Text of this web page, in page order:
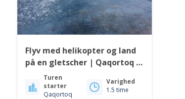
Flyv med helikopter og land
på en gletscher | Qaqortoq |
Sydgrønland
Turen
starter
Qaqortoq
Varighed
1.5 time